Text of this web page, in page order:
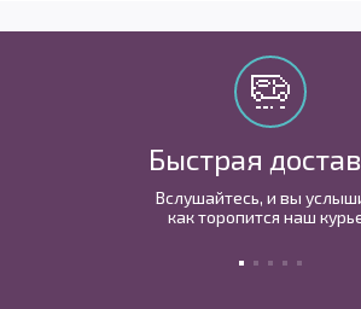
Быстрая
Вслушайтесь, и вы
как торопится наш